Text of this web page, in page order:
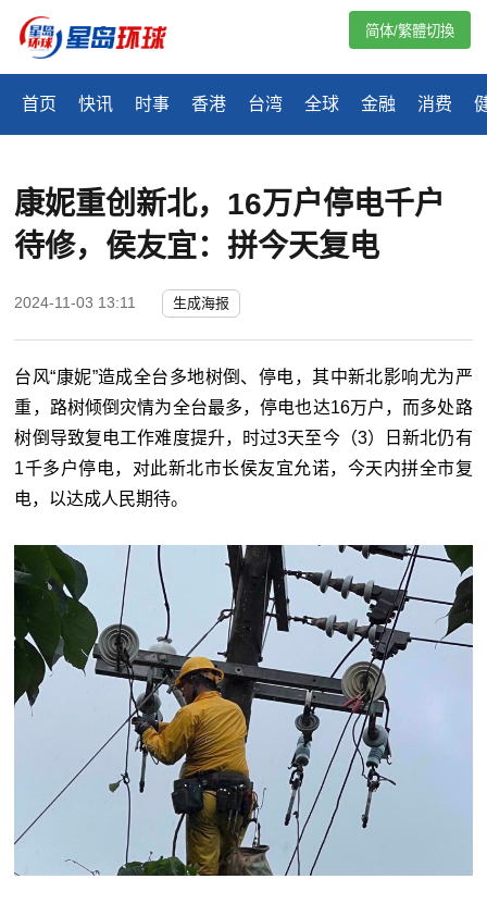
首页 快讯 时事 香港 台湾 全球 金融 消费
简体/繁體切換
康妮重创新北，16万户停电千户
待修，侯友宜：拼今天复电
2024-11-03 13:11 生成海报
台风“康妮”造成全台多地树倒、停电，其中新北影响尤为严
重，路树倾倒灾情为全台最多，停电也达16万户，而多处路
树倒导致复电工作难度提升，时过3天至今（3）日新北仍有
1千多户停电，对此新北市长侯友宜允诺，今天内拼全市复
电，以达成人民期待。